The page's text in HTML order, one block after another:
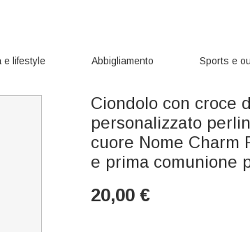
e lifestyle Abbigliamento Sports e
Ciondolo con croce
personalizzato
cuore Nome Charm
e prima comunione
20,00 €